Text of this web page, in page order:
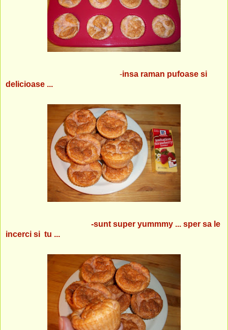
-insa raman pufoase si
delicioase ...
-sunt super yummmy ... sper sa le
incerci si tu ...